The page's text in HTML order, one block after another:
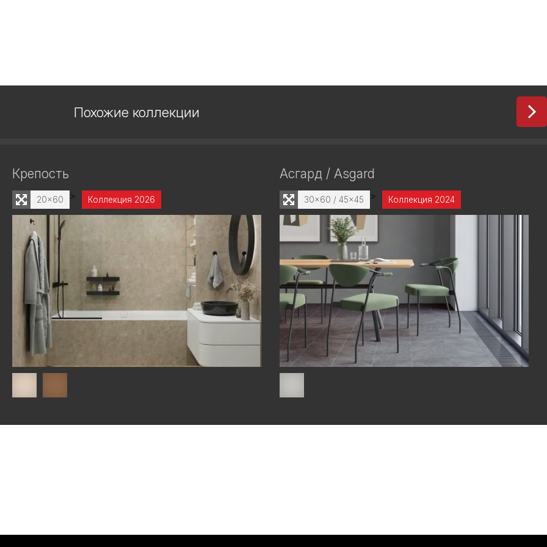
Похожие коллекции
Крепость
>
20x60 Коллекция 2026
Асгард / Asgard
>
30x60 / 45x45 Коллекция 2024